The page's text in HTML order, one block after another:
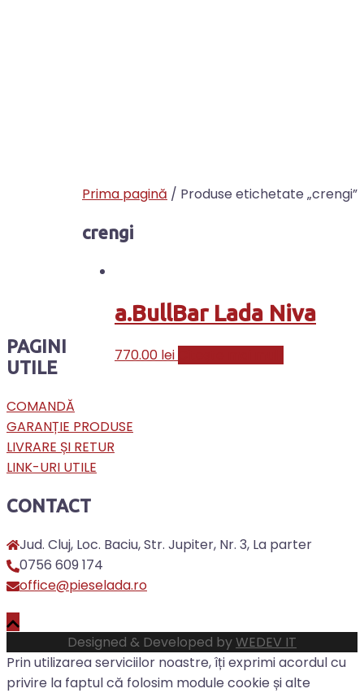
Prima pagină / Produse etichetate „crengi”
crengi
a.BullBar Lada Niva
770.00 lei
PAGINI
UTILE
COMANDĂ
GARANȚIE PRODUSE
LIVRARE ȘI RETUR
LINK-URI UTILE
CONTACT
Jud. Cluj, Loc. Baciu, Str. Jupiter, Nr. 3, La parter
0756 609 174
office@pieselada.ro
Designed & Developed byWEDEV IT
Prin utilizarea serviciilor noastre, îți exprimi acordul cu
privire la faptul că folosim module cookie și alte